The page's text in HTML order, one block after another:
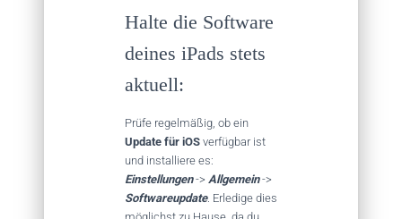
Halte die Software
deines iPads stets
aktuell:
Prüfe regelmäßig, ob ein
Update für iOS verfügbar ist
und installiere es:
Einstellungen-> Allgemein->
Softwareupdate. Erledige dies